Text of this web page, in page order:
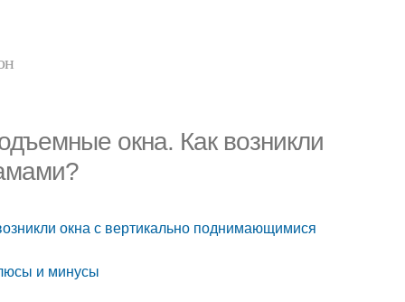
окна. Как возникли
окна с вертикально поднимающимися
и минусы